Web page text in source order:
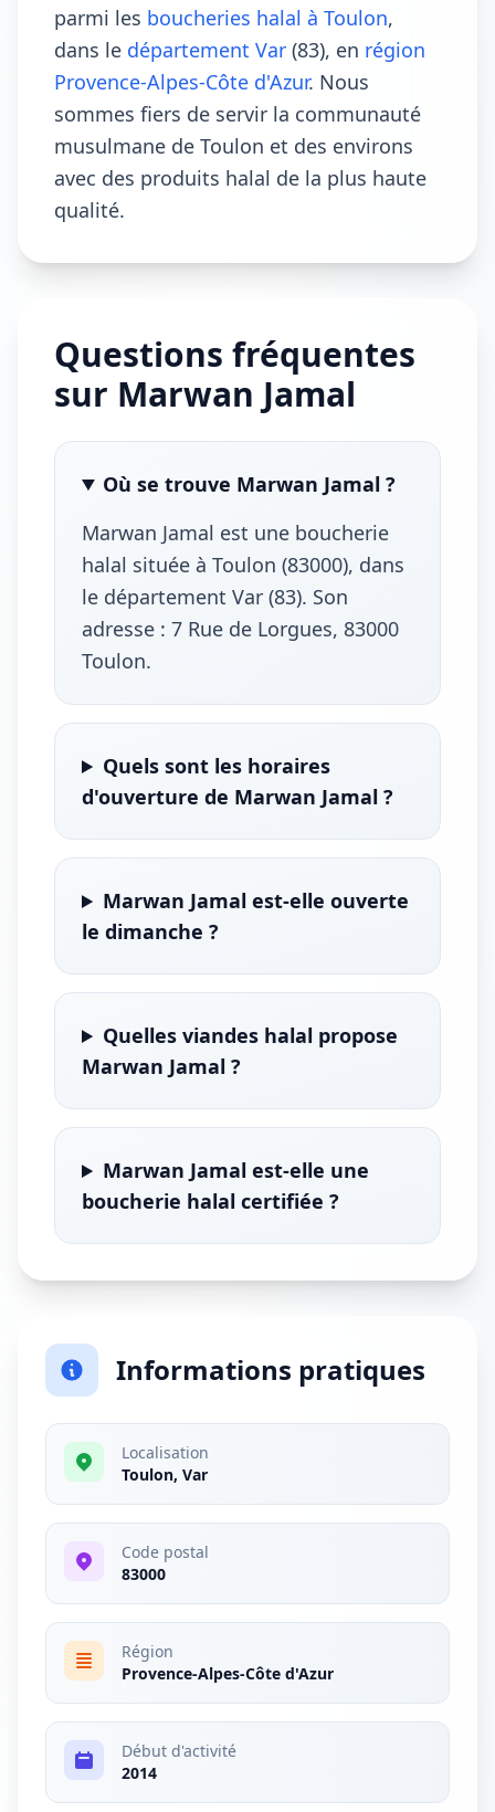
parmi les boucheries halal à Toulon,
dans le département Var (83), en région
Provence-Alpes-Côte d'Azur. Nous
sommes fiers de servir la communauté
musulmane de Toulon et des environs
avec des produits halal de la plus haute
qualité.
Questions fréquentes
sur Marwan Jamal
Où se trouve Marwan Jamal ?
Marwan Jamal est une boucherie
halal située à Toulon (83000), dans
le département Var (83). Son
adresse : 7 Rue de Lorgues, 83000
Toulon.
Quels sont les horaires
d'ouverture de Marwan Jamal ?
Marwan Jamal est-elle ouverte
le dimanche ?
Quelles viandes halal propose
Marwan Jamal ?
Marwan Jamal est-elle une
boucherie halal certifiée ?
Informations pratiques
Localisation
Toulon, Var
Code postal
83000
Région
Provence-Alpes-Côte d'Azur
Début d'activité
2014